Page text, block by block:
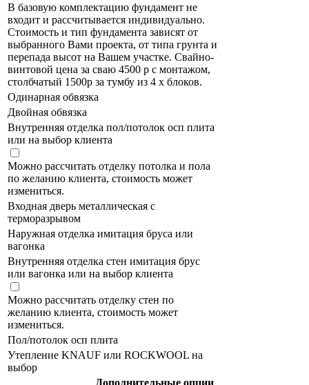
В базовую комплектацию фундамент не
входит и рассчитывается индивидуально.
Стоимость и тип фундамента зависят от
выбранного Вами проекта, от типа грунта и
перепада высот на Вашем участке. Свайно-
винтовой цена за сваю 4500 р с монтажом,
столбчатый 1500р за тумбу из 4 х блоков.
Одинарная обвязка
Двойная обвязка
Внутренняя отделка пол/потолок осп плита
или на выбор клиента
Можно рассчитать отделку потолка и пола
по желанию клиента, стоимость может
измениться.
Входная дверь металлическая с
терморазрывом
Наружная отделка имитация бруса или
вагонка
Внутренняя отделка стен имитация брус
или вагонка или на выбор клиента
Можно рассчитать отделку стен по
желанию клиента, стоимость может
измениться.
Пол/потолок осп плита
Утепление KNAUF или ROCKWOOL на
выбор
Дополнительные опции